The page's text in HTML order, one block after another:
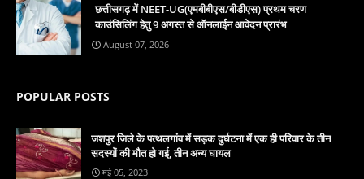
छत्तीसगढ़ में NEET-UG(एमबीबीएस/बीडीएस) प्रथम चरण
काउंसिलिंग हेतु 9 अगस्त से ऑनलाईन आवेदन प्रारंभ
August 07, 2026
POPULAR POSTS
जशपुर जिले के पत्थलगांव में सड़क दुर्घटना में एक ही परिवार के तीन
सदस्यों की मौत हो गई, तीन अन्य घायल
मई 05, 2023